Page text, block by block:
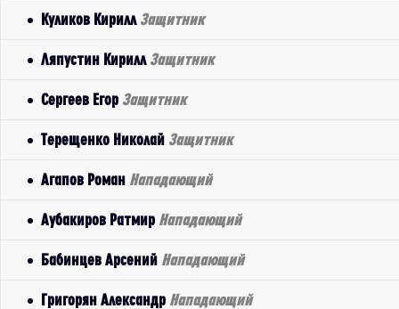
Куликов Кирилл Защитник
Ляпустин Кирилл Защитник
Сергеев Егор Защитник
Терещенко Николай Защитник
Агапов Роман Нападающий
Аубакиров Ратмир Нападающий
Бабинцев Арсений Нападающий
Григорян Александр Нападающий